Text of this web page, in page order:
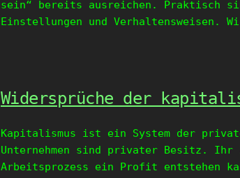
sein“ bereits ausreichen. Praktisch
Einstellungen und Verhaltensweisen.
Widersprüche der
Kapitalismus ist ein System der
Unternehmen sind privater Besitz.
Arbeitsprozess ein Profit entstehen